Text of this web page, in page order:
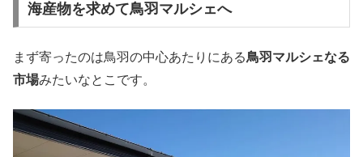
海産物を求めて鳥羽マルシェへ
まず寄ったのは鳥羽の中心あたりにある鳥羽マルシェなる
市場みたいなとこです。